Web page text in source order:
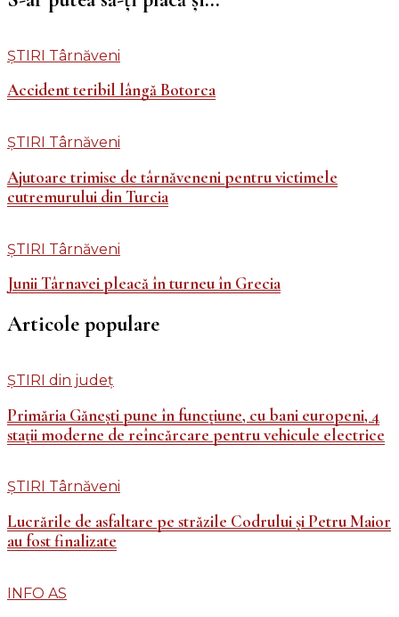
ȘTIRI Târnăveni
Accident teribil lângă Botorca
ȘTIRI Târnăveni
Ajutoare trimise de târnăveneni pentru victimele
cutremurului din Turcia
ȘTIRI Târnăveni
Junii Târnavei pleacă în turneu în Grecia
Articole populare
ȘTIRI din județ
Primăria Gănești pune în funcțiune, cu bani europeni, 4
stații moderne de reîncărcare pentru vehicule electrice
ȘTIRI Târnăveni
Lucrările de asfaltare pe străzile Codrului și Petru Maior
au fost finalizate
INFO AS